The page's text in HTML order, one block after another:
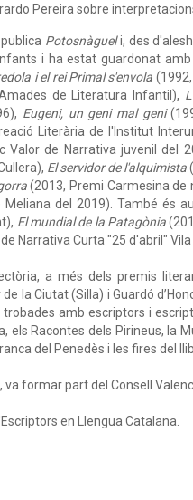
Pereira sobre
publica Potosnàgueli, des
i ha estat guardonat
i el rei Primal s'envola
de Literatura Infantil),
Eugeni, un geni mal geni
Literària de l'Institut
Valor de Narrativa juvenil del
El servidor de l'alquimista
(2013, Premi Carmesina de
del 2019). També és
El mundial de la Patagònia
Narrativa Curta "25 d'abril" Vila
a més dels premis
de la Ciutat (Silla) i Guardó
amb escriptors i
els Racontes dels Pirineus, la
del Penedès i les fires del
va formar part del Consell
en Llengua Catalana.